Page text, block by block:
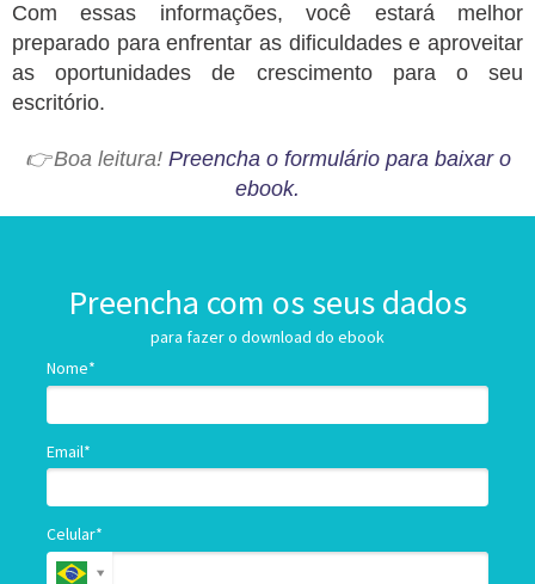
Com essas informações, você estará melhor
preparado para enfrentar as dificuldades e aproveitar
as oportunidades de crescimento para o seu
escritório.
👉 Boa leit ura! P ree ncha o formulário para baixar o
ebook.
Preencha com os seus dados
para fazer o download do ebook
Nome*
Email*
Celular*